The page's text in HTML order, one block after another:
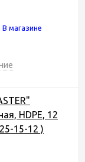
В магазине
HDPE, 12
15-12 )